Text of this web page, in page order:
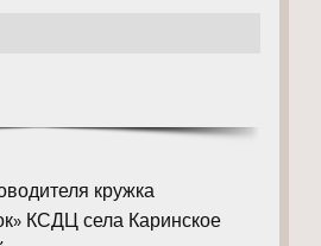
кружка
КСДЦ села Каринское